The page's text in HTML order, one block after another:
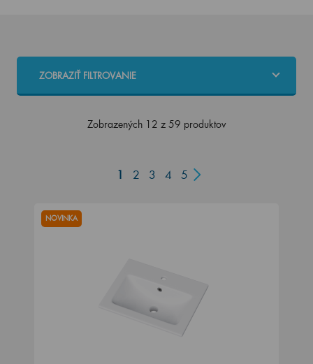
ZOBRAZIŤ FILTROVANIE
Zobrazených 12 z 59 produktov
1 2 3 4 5
NOVINKA